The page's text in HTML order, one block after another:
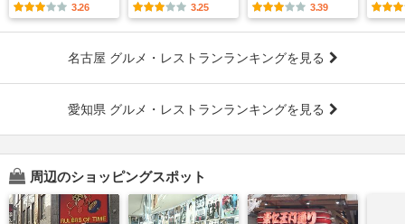
3.26 3.25 3.39
名古屋 グルメ・レストランランキングを見る
愛知県 グルメ・レストランランキングを見る
周辺のショッピングスポット